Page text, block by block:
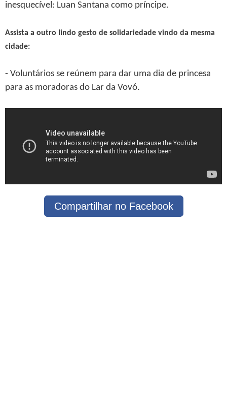
inesquecível: Luan Santana como príncipe.
Assista a outro lindo gesto de solidariedade vindo da mesma
cidade:
- Voluntários se reúnem para dar uma dia de princesa
para as moradoras do Lar da Vovó.
Compartilhar no Facebook